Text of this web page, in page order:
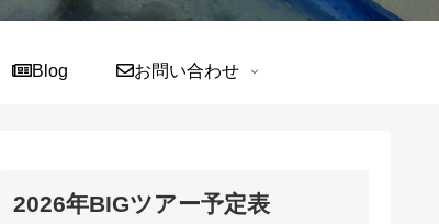
Blog お問い合わせ
2026年BIGツアー予定表